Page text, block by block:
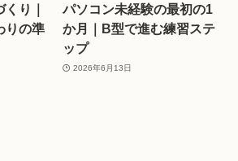
り｜
りの準
パソコン未経験の最初の1
か月｜B型で進む練習ステ
ップ
2026年6月13日